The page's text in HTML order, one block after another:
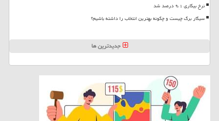
نرخ بیکاری ۹،۱ درصد شد
سیگار برگ چیست و چگونه بهترین انتخاب را داشته باشیم؟
جدیدترین ها